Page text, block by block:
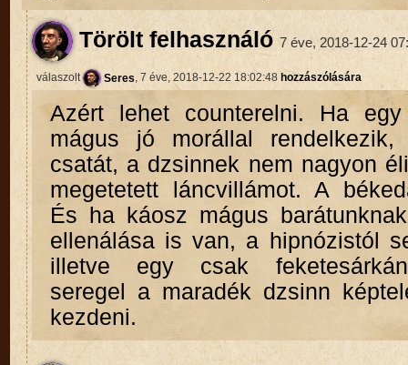
Törölt felhasználó 7 éve, 2018-12-24
válaszolt Seres, 7 éve, 2018-12-22 18:02:48 hozzászólására
Azért lehet counterelni. Ha
mágus jó morállal
csatát, a dzsinnek nem nagyon
megetetett láncvillámot. A
És ha káosz mágus
ellenálása is van, a hipnózistól
illetve egy csak
seregel a maradék dzsinn
kezdeni.